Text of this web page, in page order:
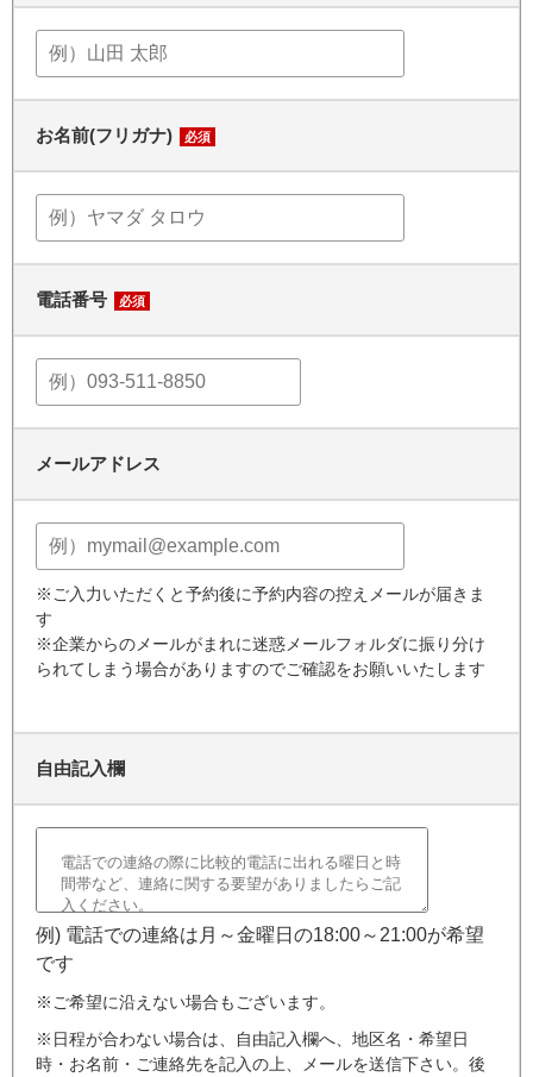
お名前(フリガナ) 必須
電話番号 必須
メールアドレス
※ご入力いただくと予約後に予約内容の控えメールが届きま
す
※企業からのメールがまれに迷惑メールフォルダに振り分け
られてしまう場合がありますのでご確認をお願いいたします
自由記入欄
例) 電話での連絡は月～金曜日の18:00～21:00が希望
です
※ご希望に沿えない場合もございます。
※日程が合わない場合は、自由記入欄へ、地区名・希望日
時・お名前・ご連絡先を記入の上、メールを送信下さい。後